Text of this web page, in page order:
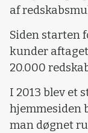
af
Siden starten
kunder
20.000
I 2013 blev et
hjemmesiden
man døgnet